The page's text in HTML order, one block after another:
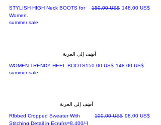
STYLISH HIGH Neck BOOTS for
Women.
سعر عادي‏150.00 US$ سعر البيع‏148.00 US$
summer sale
أضِف إلى العربة
WOMEN TRENDY HEEL BOOTSسعر عادي‏150.00 US$ سعر البيع‏148.00 US$
summer sale
أضِف إلى العربة
RIbbed Cropped Sweater With
Stitching Detail in Ecru[rs=8,400/-]
سعر عادي‏100.00 US$ سعر البيع‏98.00 US$